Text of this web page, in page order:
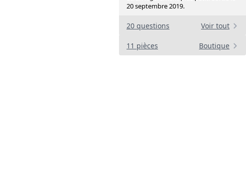
20 septembre 2019.
20 questions Voir tout
11 pièces Boutique